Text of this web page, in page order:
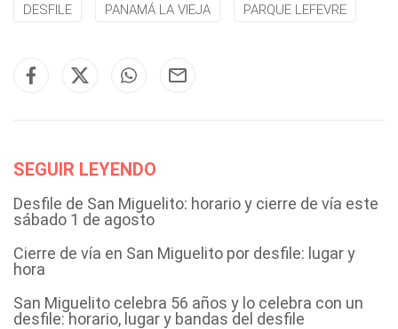
DESFILE PANAMÁ LA VIEJA PARQUE LEFEVRE
SEGUIR LEYENDO
Desfile de San Miguelito: horario y cierre de vía este
sábado 1 de agosto
Cierre de vía en San Miguelito por desfile: lugar y
hora
San Miguelito celebra 56 años y lo celebra con un
desfile: horario, lugar y bandas del desfile